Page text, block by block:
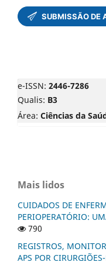
e-ISSN: 2446-7286
Qualis: B3
Área: Ciências da
Mais lidos
CUIDADOS DE
PERIOPERATÓRIO:
790
REGISTROS,
APS POR